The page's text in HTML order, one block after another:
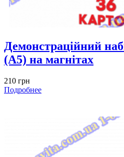
Демонстраційний
(А5) на магнітах
210 грн
Подробнее